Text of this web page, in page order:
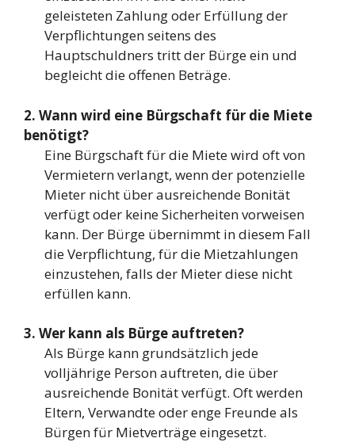
geleisteten Zahlung oder Erfüllung der
Verpflichtungen seitens des
Hauptschuldners tritt der Bürge ein und
begleicht die offenen Beträge.
2. Wann wird eine Bürgschaft für die Miete
benötigt?
Eine Bürgschaft für die Miete wird oft von
Vermietern verlangt, wenn der potenzielle
Mieter nicht über ausreichende Bonität
verfügt oder keine Sicherheiten vorweisen
kann. Der Bürge übernimmt in diesem Fall
die Verpflichtung, für die Mietzahlungen
einzustehen, falls der Mieter diese nicht
erfüllen kann.
3. Wer kann als Bürge auftreten?
Als Bürge kann grundsätzlich jede
volljährige Person auftreten, die über
ausreichende Bonität verfügt. Oft werden
Eltern, Verwandte oder enge Freunde als
Bürgen für Mietverträge eingesetzt.